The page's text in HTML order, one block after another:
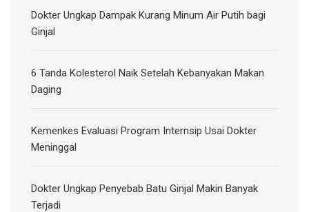
Dokter Ungkap Dampak Kurang Minum Air Putih bagi
Ginjal
6 Tanda Kolesterol Naik Setelah Kebanyakan Makan
Daging
Kemenkes Evaluasi Program Internsip Usai Dokter
Meninggal
Dokter Ungkap Penyebab Batu Ginjal Makin Banyak
Terjadi